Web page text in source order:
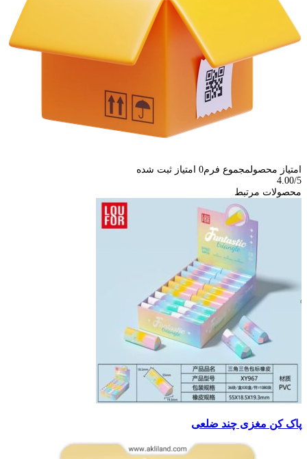
امتیاز محصولمجموع فرم0 امتیاز ثبت شده
4.00/5
محصولات مرتبط
پاک کن مغزی چند ضلعی